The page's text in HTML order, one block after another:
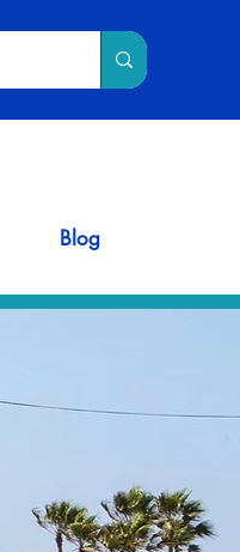
Blog